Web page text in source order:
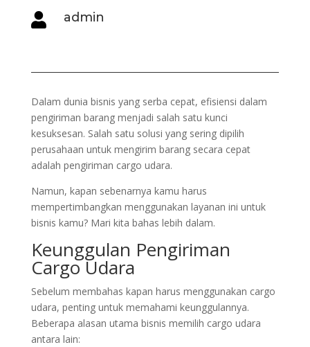
 admin
Dalam dunia bisnis yang serba cepat, efisiensi dalam
pengiriman barang menjadi salah satu kunci
kesuksesan. Salah satu solusi yang sering dipilih
perusahaan untuk mengirim barang secara cepat
adalah pengiriman cargo udara.
Namun, kapan sebenarnya kamu harus
mempertimbangkan menggunakan layanan ini untuk
bisnis kamu? Mari kita bahas lebih dalam.
Keunggulan Pengiriman
Cargo Udara
Sebelum membahas kapan harus menggunakan cargo
udara, penting untuk memahami keunggulannya.
Beberapa alasan utama bisnis memilih cargo udara
antara lain: